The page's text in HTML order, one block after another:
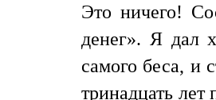
Это ничего!
денег». Я дал
самого беса, и
тринадцать